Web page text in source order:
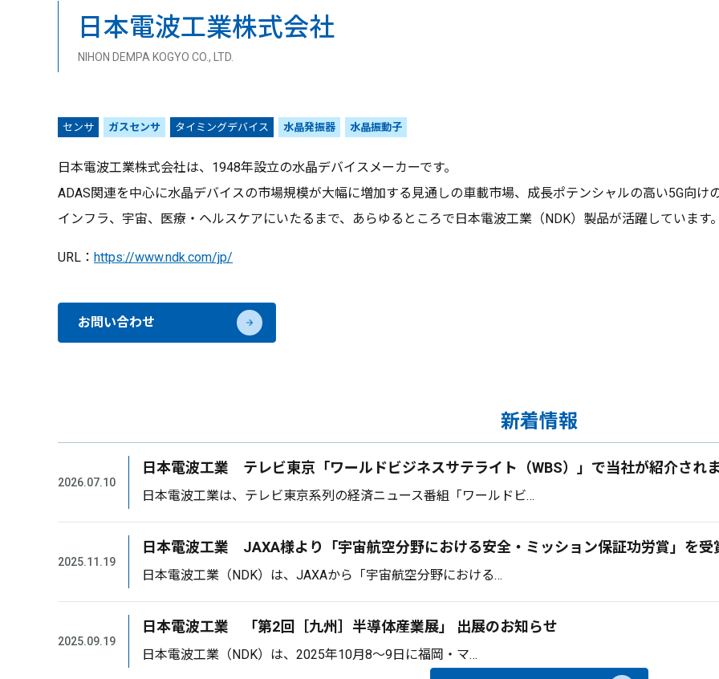
日本電波工業株式会社
NIHON DEMPA KOGYO CO., LTD.
センサ ガスセンサ タイミングデバイス 水晶発振器 水晶振動子
日本電波工業株式会社は、1948年設立の水晶デバイスメーカーです。
ADAS関連を中心に水晶デバイスの市場規模が大幅に増加する見通しの車載市場、成長ポテンシャルの高い5G向
インフラ、宇宙、医療・ヘルスケアにいたるまで、あらゆるところで日本電波工業（NDK）製品が活躍しています。
URL： https://www.ndk.com/jp/
お問い合わせ
新着情報
2026.07.10
日本電波工業 テレビ東京「ワールドビジネスサテライト（WBS）」で当社が紹介され
日本電波工業は、テレビ東京系列の経済ニュース番組「ワールドビ…
2025.11.19
日本電波工業 JAXA様より「宇宙航空分野における安全・ミッション保証功労賞」を受
日本電波工業（NDK）は、JAXAから「宇宙航空分野における…
2025.09.19
日本電波工業 「第2回［九州］半導体産業展」 出展のお知らせ
日本電波工業（NDK）は、2025年10月8〜9日に福岡・マ…